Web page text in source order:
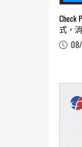
Check
式，